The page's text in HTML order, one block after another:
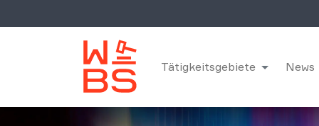
Tätigkeitsgebiete News